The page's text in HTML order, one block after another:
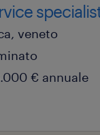
veneto
€ annuale